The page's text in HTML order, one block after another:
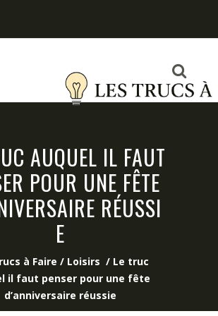
AUQUEL IL FAUT
POUR UNE FÊTE
RÉUSSI
E
à Faire / Loisirs / Le truc
il faut penser pour une fête
d’anniversaire réussie